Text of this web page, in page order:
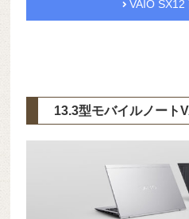
VAIO SX12
13.3型モバイルノート